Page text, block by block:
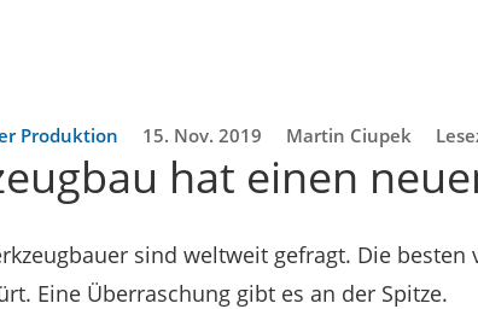
Produktion 15. Nov. 2019 Martin Ciupek
hat einen
sind weltweit gefragt. Die
Eine Überraschung gibt es an der Spitze.